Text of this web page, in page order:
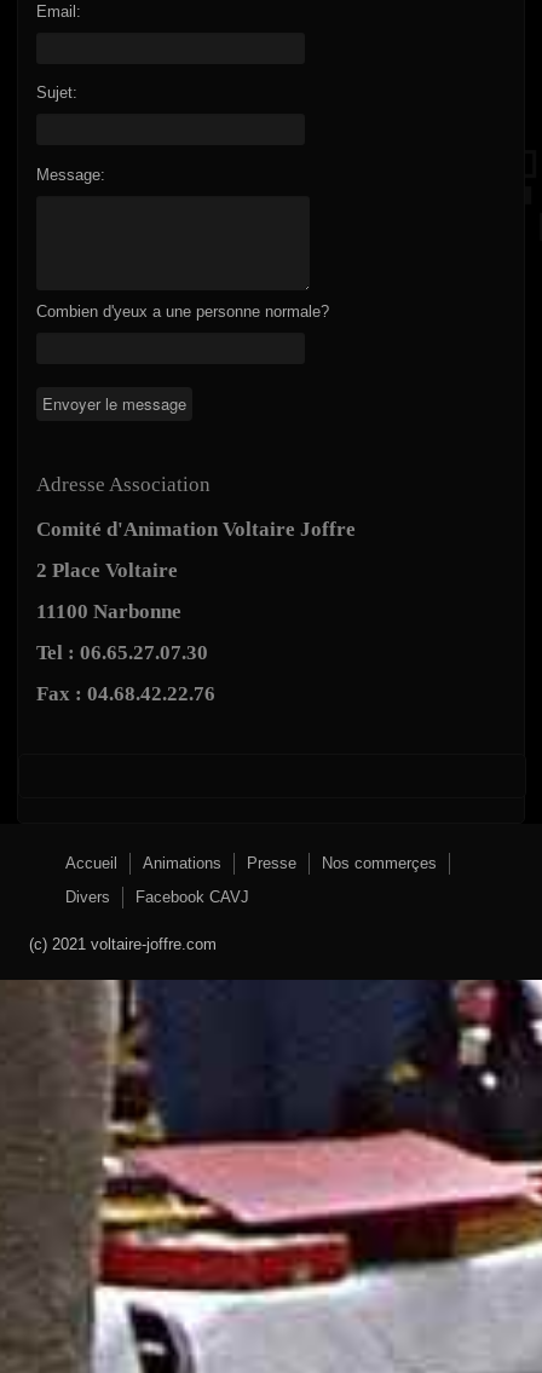
Email:
Sujet:
Message:
Combien d'yeux a une personne normale?
Adresse Association
Comité d'Animation Voltaire Joffre
2 Place Voltaire
11100 Narbonne
Tel : 06.65.27.07.30
Fax : 04.68.42.22.76
Accueil Animations Presse
Nos commerçes
Divers
Facebook CAVJ
(c) 2021 voltaire-joffre.com